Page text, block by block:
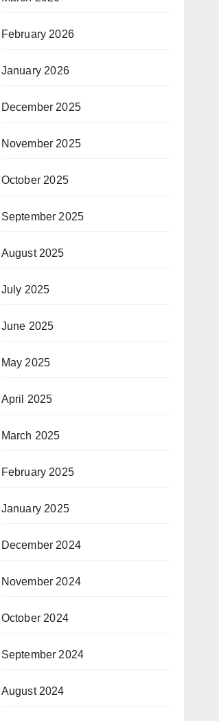
February 2026
January 2026
December 2025
November 2025
October 2025
September 2025
August 2025
July 2025
June 2025
May 2025
April 2025
March 2025
February 2025
January 2025
December 2024
November 2024
October 2024
September 2024
August 2024